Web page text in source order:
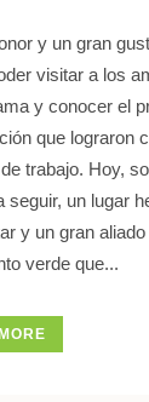
y un gran
visitar a los
y conocer el
que lograron
trabajo. Hoy,
seguir, un lugar
y un gran
verde que...